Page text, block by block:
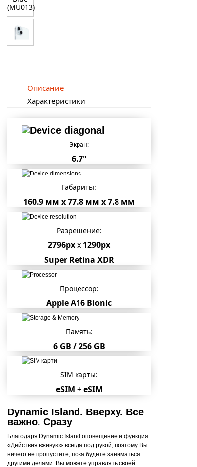
Описание
Характеристики
Экран:
6.7"
Габариты:
160.9 мм х 77.8 мм х 7.8 мм
Разрешение:
2796pxx 1290px
Super Retina XDR
Процессор:
Apple A16 Bionic
Память:
6 GB / 256 GB
SIM карты:
eSIM + eSIM
Dynamic Island. Вверху. Всё
важно. Сразу
Благодаря Dynamic Island оповещение и функция
«Действия вживую» всегда под рукой, поэтому Вы
ничего не пропустите, пока будете заниматься
другими делами. Вы можете управлять своей